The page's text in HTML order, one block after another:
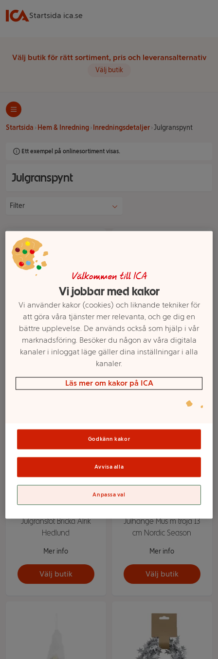
Startsida ica.se
Välj butik för rätt sortiment, pris och leveransalternativ
Välj butik
Startsida Hem & Inredning Inredningsdetaljer Julgranspynt
Ett exempel på onlinesortiment visas.
Julgranspynt
Filter
Toppstjärna Elias Vit
Batteridriven 1st
Markslöjd
Välj butik
Stjärna Mini 20 cm grön
/ guld ICA
Välj butik
Julgransfot Bricka Alrik
Hedlund
Mer info
Välj butik
Julhänge Mus m tröja 13
cm Nordic Season
Mer info
Välj butik
Välkommen till ICA
Vi jobbar med kakor
Vi använder kakor (cookies) och liknande tekniker för
att göra våra tjänster mer relevanta, och ge dig en
bättre upplevelse. De används också som hjälp i vår
marknadsföring. Besöker du någon av våra digitala
kanaler i inloggat läge gäller dina inställningar i alla
kanaler.
Läs mer om kakor på ICA
Godkänn kakor
Avvisa alla
Anpassa val